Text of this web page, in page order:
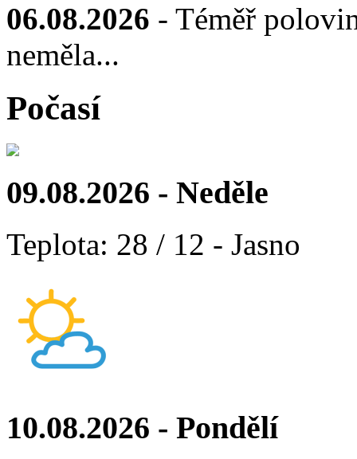
06.08.2026 - Téměř
neměla...
Počasí
09.08.2026 - Neděle
Teplota: 28 / 12 - Jasno
10.08.2026 - Pondělí